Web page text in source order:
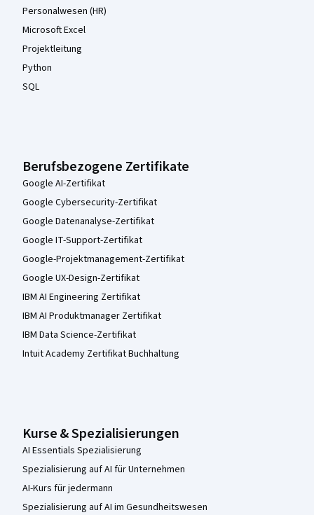
Personalwesen (HR)
Microsoft Excel
Projektleitung
Python
SQL
Berufsbezogene Zertifikate
Google AI-Zertifikat
Google Cybersecurity-Zertifikat
Google Datenanalyse-Zertifikat
Google IT-Support-Zertifikat
Google-Projektmanagement-Zertifikat
Google UX-Design-Zertifikat
IBM AI Engineering Zertifikat
IBM AI Produktmanager Zertifikat
IBM Data Science-Zertifikat
Intuit Academy Zertifikat Buchhaltung
Kurse & Spezialisierungen
AI Essentials Spezialisierung
Spezialisierung auf AI für Unternehmen
AI-Kurs für jedermann
Spezialisierung auf AI im Gesundheitswesen